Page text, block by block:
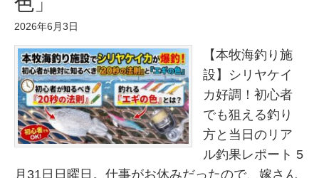
2026年6月3日
【本牧海釣り施
設】シリヤケイ
カ好調！初心者
でも狙える釣り
方と当日のリア
ル釣果レポート 5
月31日日曜日。仕事がお休みだったので、嫁さん